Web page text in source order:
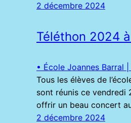
2 décembre 2024
Téléthon 2024
• École Joannes Barral
Tous les élèves de
sont réunis ce vendredi
offrir un beau concert
2 décembre 2024